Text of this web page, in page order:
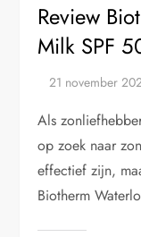
Review
Milk SPF
Als
op zoek naar
effectief zijn,
Biotherm